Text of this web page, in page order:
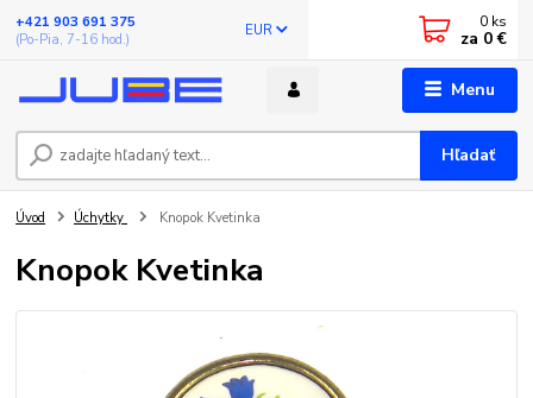
Menu
EUR
Hľadať
+421 903 691 375
(Po-Pia, 7-16 hod.)
0 ks
za 0 €
Úvod Úchytky Knopok Kvetinka
Knopok Kvetinka